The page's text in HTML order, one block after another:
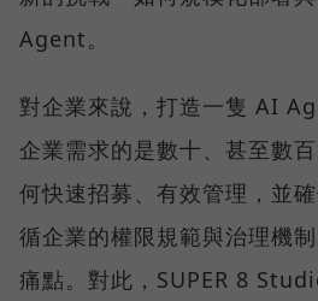
Agent。
對企業來說，打造一隻 AI
企業需求的是數十、甚至數
何快速招募、有效管理，並
循企業的權限規範與治理機
痛點。對此，SUPER 8